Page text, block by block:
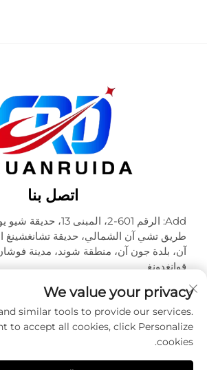
اتصل بنا
طريق تشي آن الشمالي، حديقة تشانغشينغ
آن، بلدة جون آن، منطقة شوند، مدينة
قوانغدونغ
هاتف:+86-18320933590
البريد الإلكتروني: [email protected]
We value your privacy
similar tools to provide our services.
to accept all cookies, click Personalize
cookies.